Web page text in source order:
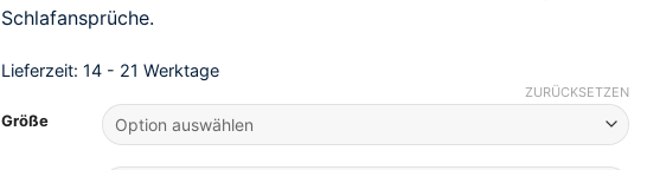
Schlafansprüche.
Lieferzeit: 14 - 21 Werktage
Größe
ZURÜCKSETZEN